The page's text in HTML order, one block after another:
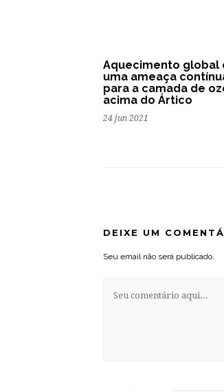
Aquecimento global
uma ameaça
para a camada de
acima do Ártico
24 jun 2021
DEIXE UM
Seu email não será publicado.